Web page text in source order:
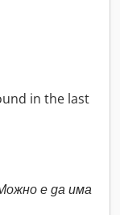
in the last
е да има